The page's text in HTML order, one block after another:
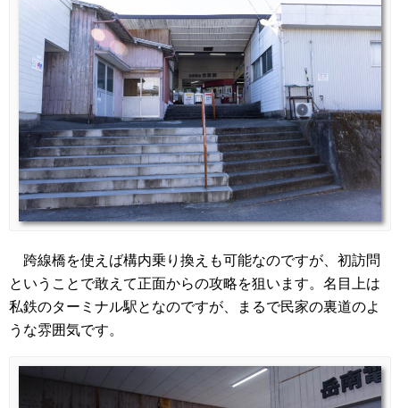
跨線橋を使えば構内乗り換えも可能なのですが、初訪問
ということで敢えて正面からの攻略を狙います。名目上は
私鉄のターミナル駅となのですが、まるで民家の裏道のよ
うな雰囲気です。